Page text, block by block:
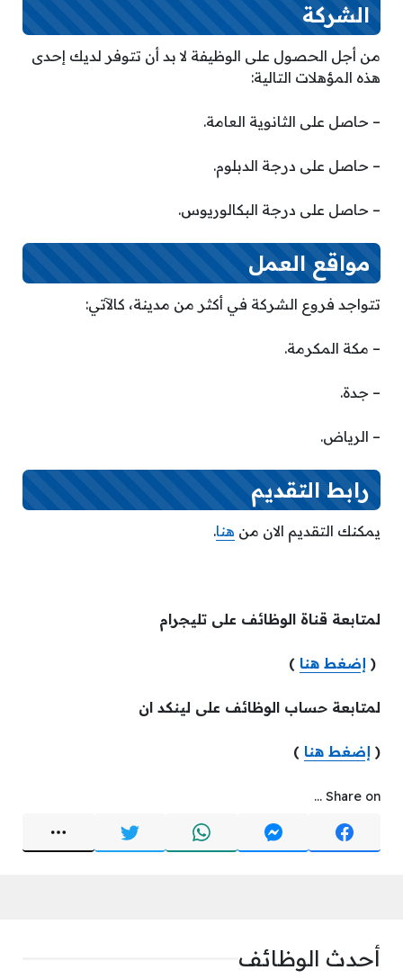
الشركة
من أجل الحصول على الوظيفة لا بد أن تتوفر لديك إحدى
هذه المؤهلات التالية:
– حاصل على الثانوية العامة.
– حاصل على درجة الدبلوم.
– حاصل على درجة البكالوريوس.
مواقع العمل
تتواجد فروع الشركة في أكثر من مدينة، كالآتي:
– مكة المكرمة.
– جدة.
– الرياض.
رابط التقديم
يمكنك التقديم الان من هنا.
لمتابعة قناة الوظائف على تليجرام
( إضغط هنا )
لمتابعة حساب الوظائف على لينكد ان
( إضغط هنا )
Share on ...
أحدث الوظائف